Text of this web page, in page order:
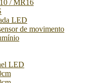
/ MR16
LED
de movimento
LED